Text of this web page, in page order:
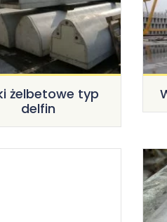
żelbetowe typ
delfin